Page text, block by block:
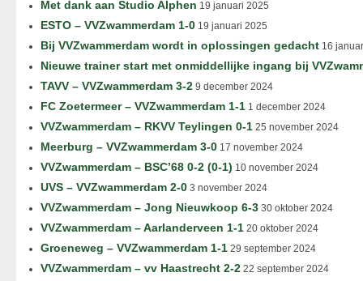
Met dank aan Studio Alphen 19 januari 2025
ESTO – VVZwammerdam 1-0 19 januari 2025
Bij VVZwammerdam wordt in oplossingen gedacht 16
Nieuwe trainer start met onmiddellijke ingang bij
TAVV – VVZwammerdam 3-2 9 december 2024
FC Zoetermeer – VVZwammerdam 1-1 1 december 2024
VVZwammerdam – RKVV Teylingen 0-1 25 november 2024
Meerburg – VVZwammerdam 3-0 17 november 2024
VVZwammerdam – BSC’68 0-2 (0-1) 10 november 2024
UVS – VVZwammerdam 2-0 3 november 2024
VVZwammerdam – Jong Nieuwkoop 6-3 30 oktober 2024
VVZwammerdam – Aarlanderveen 1-1 20 oktober 2024
Groeneweg – VVZwammerdam 1-1 29 september 2024
VVZwammerdam – vv Haastrecht 2-2 22 september 2024